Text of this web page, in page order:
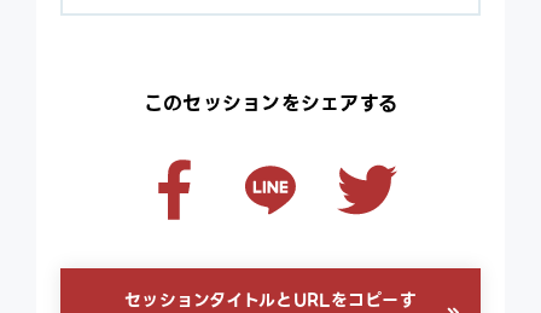
このセッションをシェアする
セッションタイトルとURLをコピーす